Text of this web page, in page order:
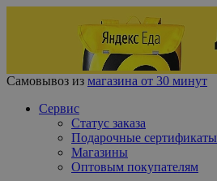
Самовывоз из магазина от 30 минут
Сервис
Статус заказа
Подарочные сертификаты
Магазины
Оптовым покупателям